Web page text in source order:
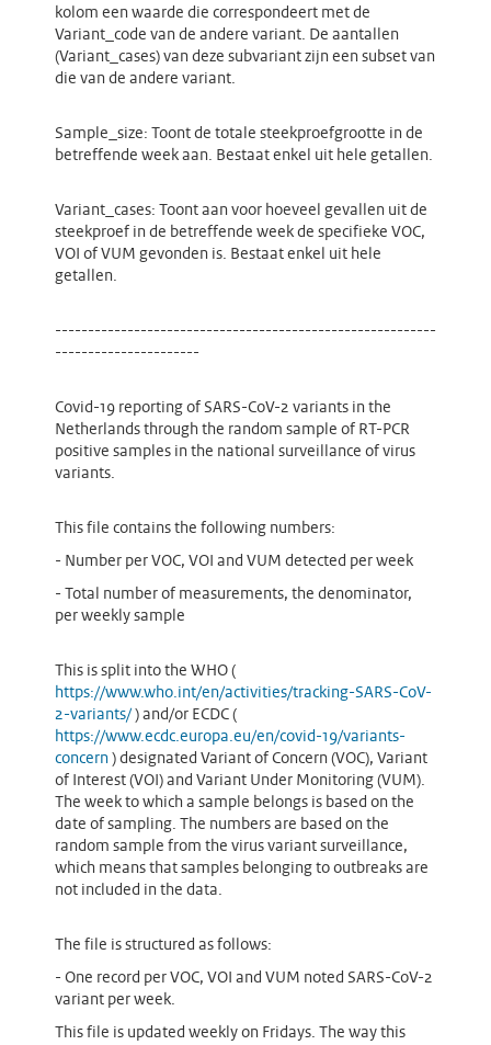
kolom een waarde die correspondeert met de
Variant_code van de andere variant. De aantallen
(Variant_cases) van deze subvariant zijn een subset van
die van de andere variant.
Sample_size: Toont de totale steekproefgrootte in de
betreffende week aan. Bestaat enkel uit hele getallen.
Variant_cases: Toont aan voor hoeveel gevallen uit de
steekproef in de betreffende week de specifieke VOC,
VOI of VUM gevonden is. Bestaat enkel uit hele
getallen.
----------------------------------------------------------
----------------------
Covid-19 reporting of SARS-CoV-2 variants in the
Netherlands through the random sample of RT-PCR
positive samples in the national surveillance of virus
variants.
This file contains the following numbers:
- Number per VOC, VOI and VUM detected per week
- Total number of measurements, the denominator,
per weekly sample
This is split into the WHO (
https://www.who.int/en/activities/tracking-SARS-CoV-
2-variants/ ) and/or ECDC (
https://www.ecdc.europa.eu/en/covid-19/variants-
concern ) designated Variant of Concern (VOC), Variant
of Interest (VOI) and Variant Under Monitoring (VUM).
The week to which a sample belongs is based on the
date of sampling. The numbers are based on the
random sample from the virus variant surveillance,
which means that samples belonging to outbreaks are
not included in the data.
The file is structured as follows:
- One record per VOC, VOI and VUM noted SARS-CoV-2
variant per week.
This file is updated weekly on Fridays. The way this